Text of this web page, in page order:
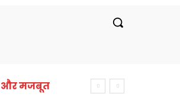
और मजबूत